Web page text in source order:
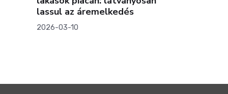
lassul az áremelkedés
2026-03-10